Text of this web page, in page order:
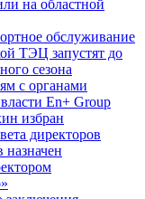
на областной
обслуживание
ТЭЦ запустят до
сезона
с органами
En+ Group
избран
директоров